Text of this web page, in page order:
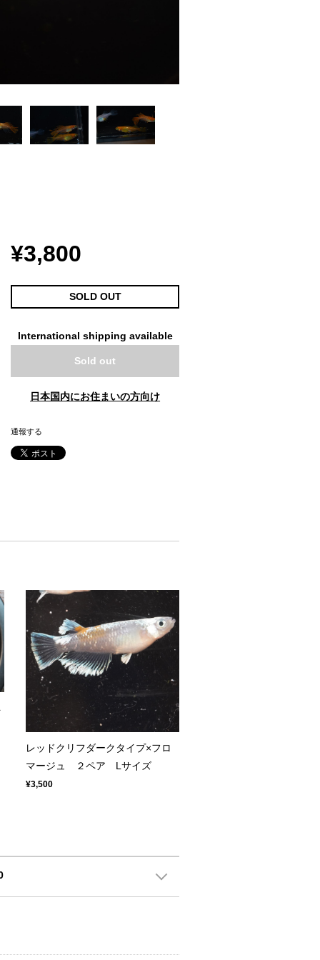
¥3,800
SOLD OUT
International shipping available
Sold out
日本国内にお住まいの方向け
通報する
レッドクリフダークタイプ×フロ
マージュ ２ペア Lサイズ
¥3,500